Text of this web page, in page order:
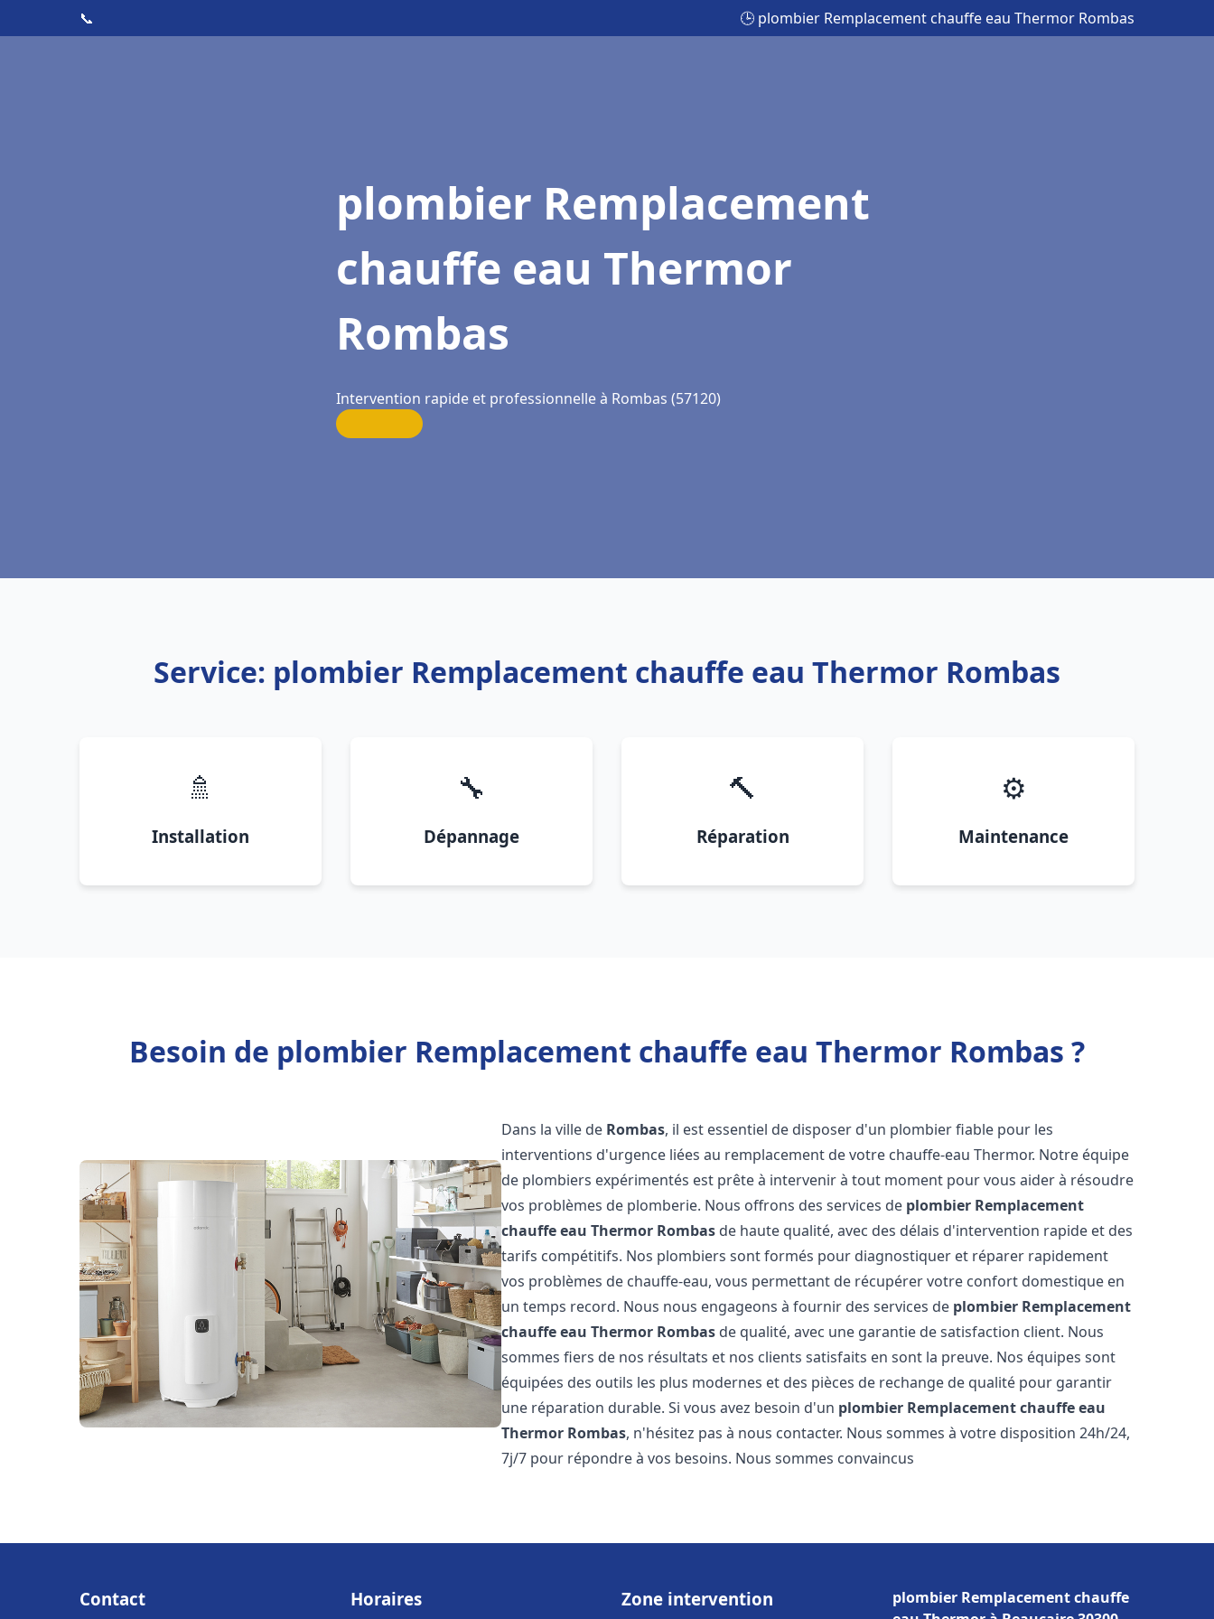
📞 🕒 plombier Remplacement chauffe eau Thermor Rombas
plombier Remplacement
chauffe eau Thermor
Rombas
Intervention rapide et professionnelle à Rombas (57120)
Service: plombier Remplacement chauffe eau Thermor Rombas
🚿
Installation
🔧
Dépannage
🔨
Réparation
⚙️
Maintenance
Besoin de plombier Remplacement chauffe eau Thermor Rombas ?
Dans la ville de Rombas, il est essentiel de disposer d'un plombier fiable pour les
interventions d'urgence liées au remplacement de votre chauffe-eau Thermor. Notre équipe
de plombiers expérimentés est prête à intervenir à tout moment pour vous aider à résoudre
vos problèmes de plomberie. Nous offrons des services de plombier Remplacement
chauffe eau Thermor Rombas de haute qualité, avec des délais d'intervention rapide et des
tarifs compétitifs. Nos plombiers sont formés pour diagnostiquer et réparer rapidement
vos problèmes de chauffe-eau, vous permettant de récupérer votre confort domestique en
un temps record. Nous nous engageons à fournir des services de plombier Remplacement
chauffe eau Thermor Rombas de qualité, avec une garantie de satisfaction client. Nous
sommes fiers de nos résultats et nos clients satisfaits en sont la preuve. Nos équipes sont
équipées des outils les plus modernes et des pièces de rechange de qualité pour garantir
une réparation durable. Si vous avez besoin d'un plombier Remplacement chauffe eau
Thermor Rombas, n'hésitez pas à nous contacter. Nous sommes à votre disposition 24h/24,
7j/7 pour répondre à vos besoins. Nous sommes convaincus
Contact Horaires Zone intervention
plombier Remplacement chauffe